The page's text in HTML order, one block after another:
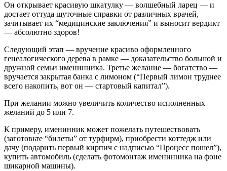
Он открывает красивую шкатулку — волшебный ларец — и
достает оттуда шуточные справки от различных врачей,
зачитывает их “медицинские заключения” и выносит вердикт
— абсолютно здоров!
Следующий этап — вручение красиво оформленного
генеалогического дерева в рамке — доказательство большой и
дружной семьи именинника. Третье желание — богатство —
вручается закрытая банка с лимоном (“Первый лимон труднее
всего накопить, вот он — стартовый капитал”).
При желании можно увеличить количество исполненных
желаний до 5 или 7.
К примеру, именинник может пожелать путешествовать
(заготовьте “билеты” от турфирм), приобрести коттедж или
дачу (подарить первый кирпич с надписью “Процесс пошел”),
купить автомобиль (сделать фотомонтаж именинника на фоне
шикарной машины).